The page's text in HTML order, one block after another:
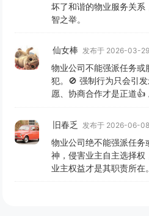
坏了和谐的物业服务关
智之举。
仙女棒 发布于 2026-03-
物业公司不能强派任务
犯。🚫 强制行为只会引
愿、协商合作才是正道👍
旧春乏 发布于 2026-06-
物业公司绝不能强派任
神，侵害业主自主选择
业主权益才是其职责所在。